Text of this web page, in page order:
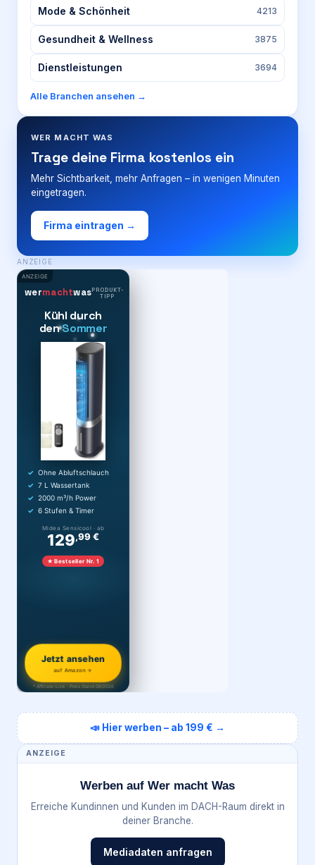
Mode & Schönheit 4213
Gesundheit & Wellness 3875
Dienstleistungen 3694
Alle Branchen ansehen →
WER MACHT WAS
Trage deine Firma kostenlos ein
Mehr Sichtbarkeit, mehr Anfragen – in wenigen Minuten
eingetragen.
Firma eintragen →
ANZEIGE
ANZEIGE
wermachtwasPRODUKT-
TIPP
Kühl durch
denSommer
Ohne Abluftschlauch
7 L Wassertank
2000 m³/h Power
6 Stufen & Timer
Midea Sensicool · ab
129,99 €
★ Bestseller Nr. 1
Jetzt ansehen
auf Amazon →
* Affiliate-Link · Preis Stand 06/2026
📣 Hier werben – ab 199 € →
ANZEIGE
Werben auf Wer macht Was
Erreiche Kundinnen und Kunden im DACH-Raum direkt in
deiner Branche.
Mediadaten anfragen